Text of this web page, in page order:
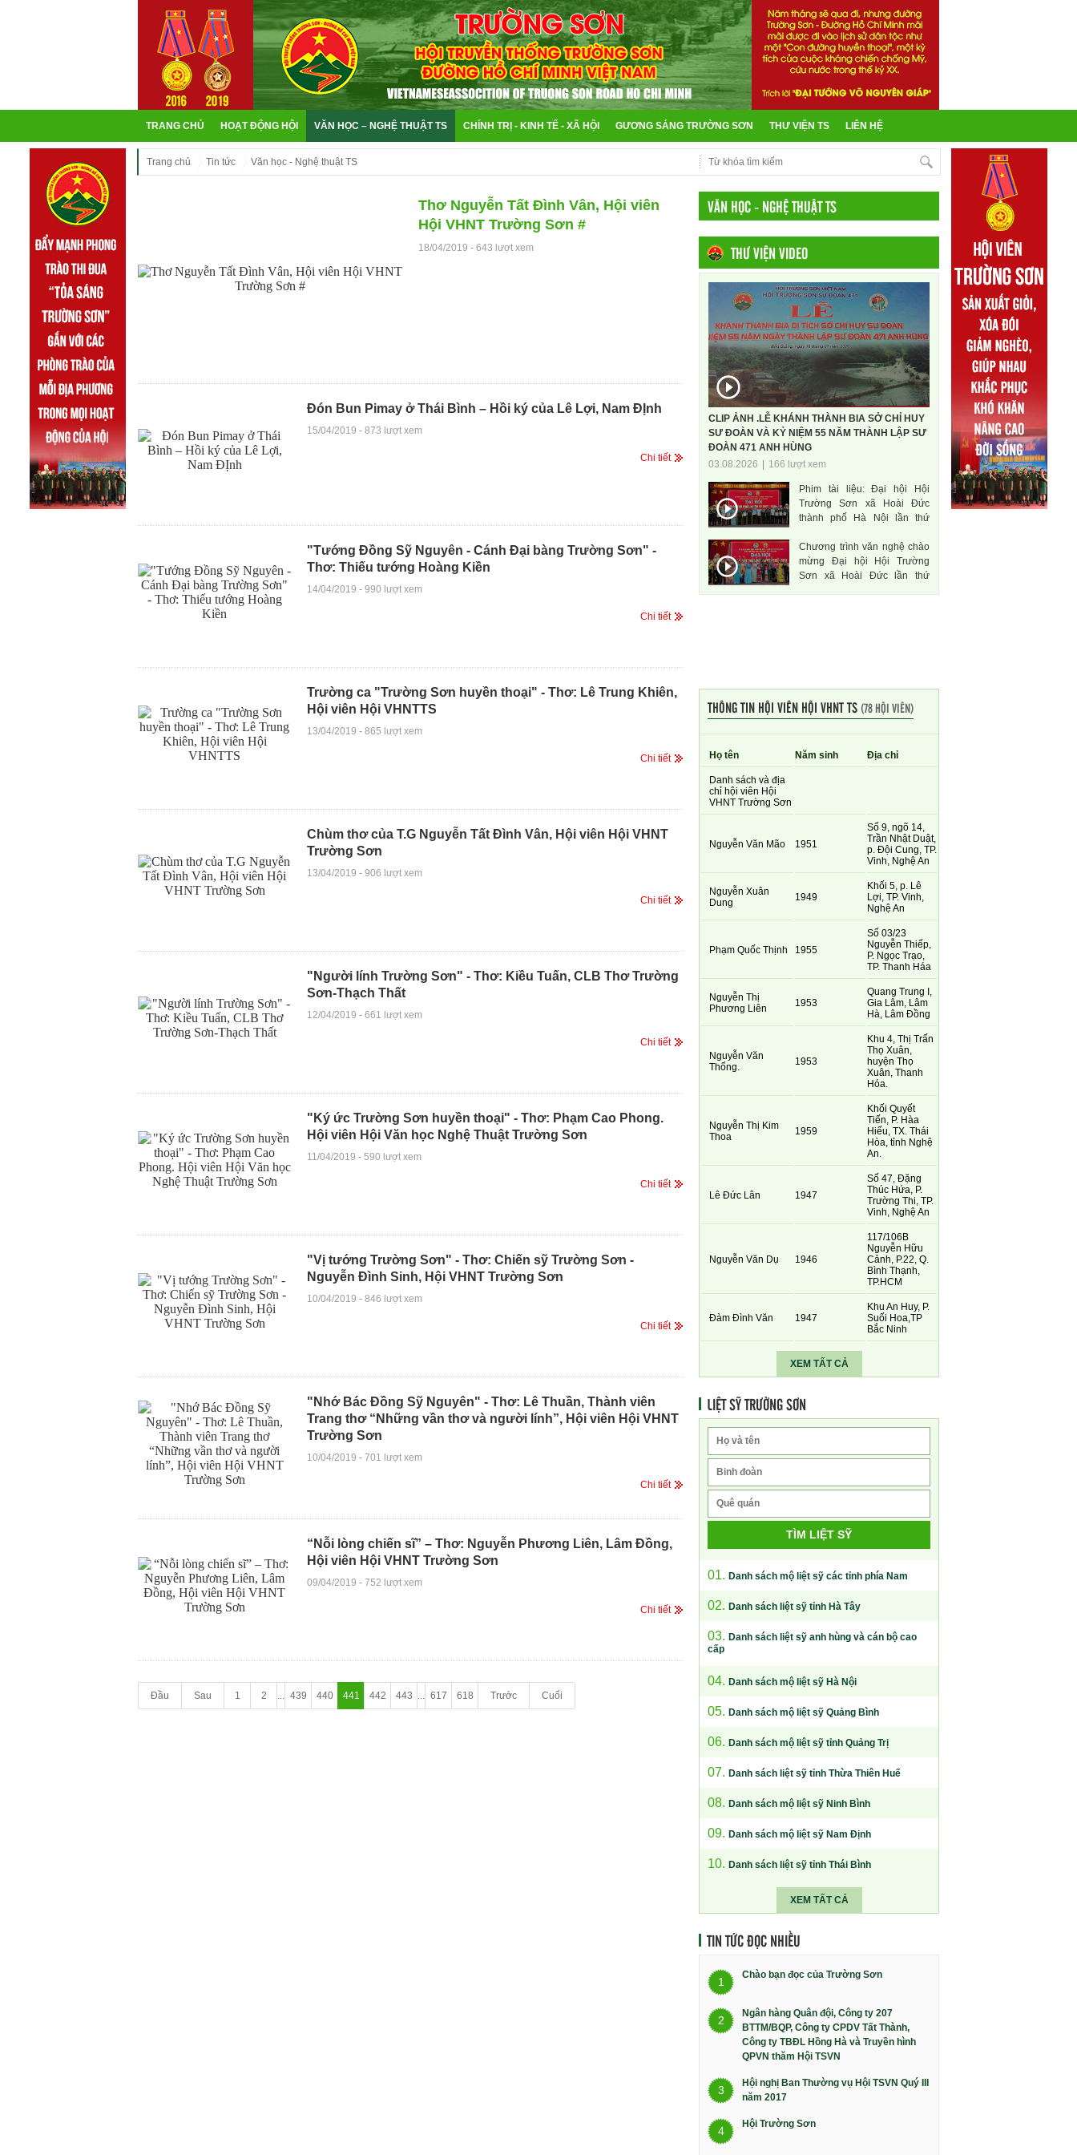
TRANG CHỦ HOẠT ĐỘNG HỘI VĂN HỌC – NGHỆ THUẬT TS CHÍNH TRỊ - KINH TẾ - XÃ HỘI GƯƠNG SÁNG TRƯỜNG SƠN THƯ VIỆN TS LIÊN HỆ
Trang chủ Tin tức Văn học - Nghệ thuật TS
Thơ Nguyễn Tất Đình Vân, Hội viên
Hội VHNT Trường Sơn #
18/04/2019 - 643 lượt xem
Đón Bun Pimay ở Thái Bình – Hồi ký của Lê Lợi, Nam ĐỊnh
15/04/2019 - 873 lượt xem
Chi tiết
"Tướng Đồng Sỹ Nguyên - Cánh Đại bàng Trường Sơn" -
Thơ: Thiếu tướng Hoàng Kiền
14/04/2019 - 990 lượt xem
Chi tiết
Trường ca "Trường Sơn huyền thoại" - Thơ: Lê Trung Khiên,
Hội viên Hội VHNTTS
13/04/2019 - 865 lượt xem
Chi tiết
Chùm thơ của T.G Nguyễn Tất Đình Vân, Hội viên Hội VHNT
Trường Sơn
13/04/2019 - 906 lượt xem
Chi tiết
"Người lính Trường Sơn" - Thơ: Kiều Tuấn, CLB Thơ Trường
Sơn-Thạch Thất
12/04/2019 - 661 lượt xem
Chi tiết
"Ký ức Trường Sơn huyền thoại" - Thơ: Phạm Cao Phong.
Hội viên Hội Văn học Nghệ Thuật Trường Sơn
11/04/2019 - 590 lượt xem
Chi tiết
"Vị tướng Trường Sơn" - Thơ: Chiến sỹ Trường Sơn -
Nguyễn Đình Sinh, Hội VHNT Trường Sơn
10/04/2019 - 846 lượt xem
Chi tiết
"Nhớ Bác Đồng Sỹ Nguyên" - Thơ: Lê Thuần, Thành viên
Trang thơ “Những vần thơ và người lính”, Hội viên Hội VHNT
Trường Sơn
10/04/2019 - 701 lượt xem
Chi tiết
“Nỗi lòng chiến sĩ” – Thơ: Nguyễn Phương Liên, Lâm Đồng,
Hội viên Hội VHNT Trường Sơn
09/04/2019 - 752 lượt xem
Chi tiết
Đầu Sau 1 2 ... 439 440 441 442 443 ... 617 618 Trước Cuối
VĂN HỌC - NGHỆ THUẬT TS
THƯ VIỆN VIDEO
CLIP ẢNH .LỄ KHÁNH THÀNH BIA SỞ CHỈ HUY
SƯ ĐOÀN VÀ KỶ NIỆM 55 NĂM THÀNH LẬP SƯ
ĐOÀN 471 ANH HÙNG
03.08.2026
166 lượt xem
Phim tài liệu: Đại hội Hội
Trường Sơn xã Hoài Đức
thành phố Hà Nội lần thứ
Chương trình văn nghệ chào
mừng Đại hội Hội Trường
Sơn xã Hoài Đức lần thứ
THÔNG TIN HỘI VIÊN HỘI VHNT TS(78 HỘI VIÊN)
Họ tên Năm sinh Địa chỉ
Danh sách và địa
chỉ hội viên Hội
VHNT Trường Sơn
Nguyễn Văn Mão 1951
Số 9, ngõ 14,
Trần Nhật Duật,
p. Đội Cung, TP.
Vinh, Nghệ An
Nguyễn Xuân
Dung
1949
Khối 5, p. Lê
Lợi, TP. Vinh,
Nghệ An
Phạm Quốc Thịnh 1955
Số 03/23
Nguyễn Thiếp,
P. Ngọc Trạo,
TP. Thanh Háa
Nguyễn Thị
Phương Liên
1953
Quang Trung I,
Gia Lâm, Lâm
Hà, Lâm Đồng
Nguyễn Văn
Thống.
1953
Khu 4, Thị Trấn
Thọ Xuân,
huyện Thọ
Xuân, Thanh
Hóa.
Nguyễn Thị Kim
Thoa
1959
Khối Quyết
Tiến, P. Hàa
Hiếu, TX. Thái
Hòa, tỉnh Nghệ
An.
Lê Đức Lân 1947
Số 47, Đặng
Thúc Hứa, P.
Trường Thi, TP.
Vinh, Nghệ An
Nguyễn Văn Dụ 1946
117/106B
Nguyễn Hữu
Cảnh, P.22, Q.
Bình Thạnh,
TP.HCM
Đàm Đình Văn 1947
Khu An Huy, P.
Suối Hoa,TP
Bắc Ninh
XEM TẤT CẢ
LIỆT SỸ TRƯỜNG SƠN
TÌM LIỆT SỸ
01. Danh sách mộ liệt sỹ các tỉnh phía Nam
02. Danh sách liệt sỹ tỉnh Hà Tây
03. Danh sách liệt sỹ anh hùng và cán bộ cao
cấp
04. Danh sách mộ liệt sỹ Hà Nội
05. Danh sách mộ liệt sỹ Quảng Bình
06. Danh sách mộ liệt sỹ tỉnh Quảng Trị
07. Danh sách liệt sỹ tỉnh Thừa Thiên Huế
08. Danh sách mộ liệt sỹ Ninh Bình
09. Danh sách mộ liệt sỹ Nam Định
10. Danh sách liệt sỹ tỉnh Thái Bình
XEM TẤT CẢ
TIN TỨC ĐỌC NHIỀU
1
Chào bạn đọc của Trường Sơn
2
Ngân hàng Quân đội, Công ty 207
BTTM/BQP, Công ty CPDV Tất Thành,
Công ty TBĐL Hồng Hà và Truyền hình
QPVN thăm Hội TSVN
3
Hội nghị Ban Thường vụ Hội TSVN Quý III
năm 2017
4
Hội Trường Sơn